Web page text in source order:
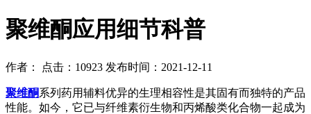
聚维酮应用细节科普
作者： 点击：10923 发布时间：2021-12-11
聚维酮系列药用辅料优异的生理相容性是其固有而独特的产品
性能。如今，它已与纤维素衍生物和丙烯酸类化合物一起成为